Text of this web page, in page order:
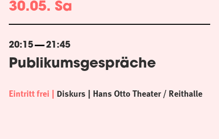
30.05. Sa
20:15 21:45
Publikumsgespräche
Eintritt frei Diskurs Hans Otto Theater / Reithalle